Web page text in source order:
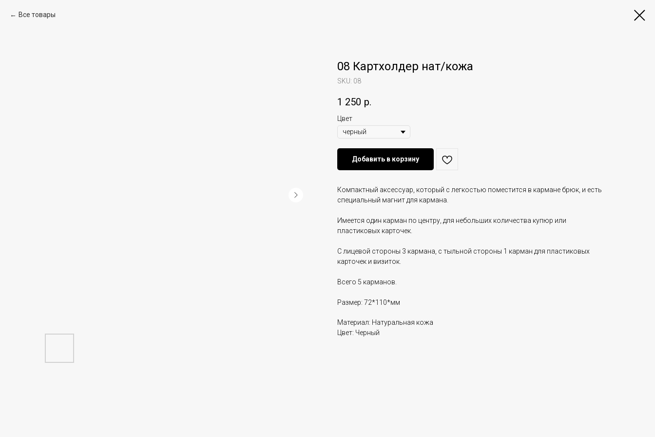
Все товары
08 Картхолдер нат/кожа
SKU: 08
1 250 р.
Цвет
Добавить в корзину
Компактный аксессуар, который с легкостью поместится в кармане брюк, и есть
специальный магнит для кармана.
Имеется один карман по центру, для небольших количества купюр или
пластиковых карточек.
С лицевой стороны 3 кармана, с тыльной стороны 1 карман для пластиковых
карточек и визиток.
Всего 5 карманов.
Размер: 72*110*мм
Материал: Натуральная кожа
Цвет: Черный